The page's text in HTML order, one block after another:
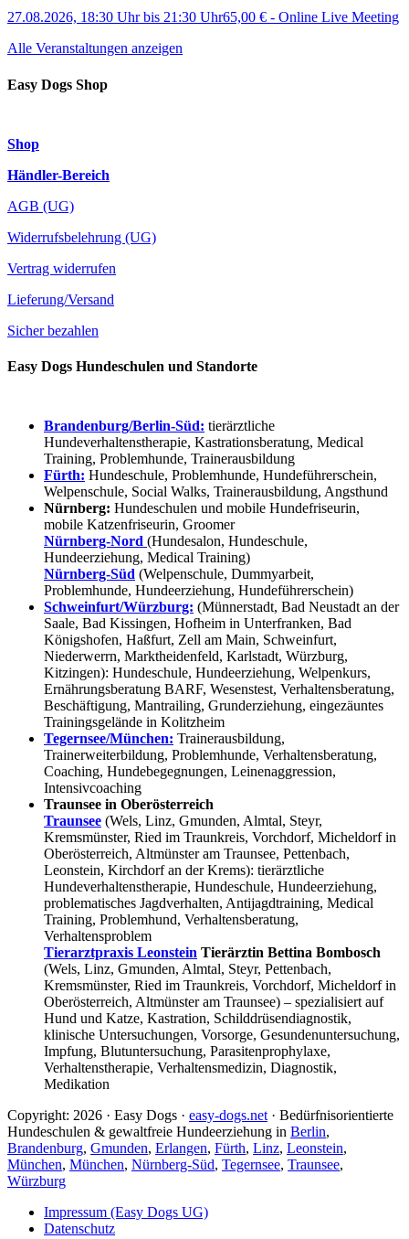
27.08.2026, 18:30 Uhrbis 21:30 Uhr65,00 € - Online Live Meeting
Alle Veranstaltungen anzeigen
Easy Dogs Shop
Shop
Händler-Bereich
AGB (UG)
Widerrufsbelehrung (UG)
Vertrag widerrufen
Lieferung/Versand
Sicher bezahlen
Easy Dogs Hundeschulen und Standorte
Brandenburg/Berlin-Süd: tierärztliche
Hundeverhaltenstherapie, Kastrationsberatung, Medical
Training, Problemhunde, Trainerausbildung
Fürth: Hundeschule, Problemhunde, Hundeführerschein,
Welpenschule, Social Walks, Trainerausbildung, Angsthund
Nürnberg: Hundeschulen und mobile Hundefriseurin,
mobile Katzenfriseurin, Groomer
Nürnberg-Nord (Hundesalon, Hundeschule,
Hundeerziehung, Medical Training)
Nürnberg-Süd (Welpenschule, Dummyarbeit,
Problemhunde, Hundeerziehung, Hundeführerschein)
Schweinfurt/Würzburg: (Münnerstadt, Bad Neustadt an der
Saale, Bad Kissingen, Hofheim in Unterfranken, Bad
Königshofen, Haßfurt, Zell am Main, Schweinfurt,
Niederwerrn, Marktheidenfeld, Karlstadt, Würzburg,
Kitzingen): Hundeschule, Hundeerziehung, Welpenkurs,
Ernährungsberatung BARF, Wesenstest, Verhaltensberatung,
Beschäftigung, Mantrailing, Grunderziehung, eingezäuntes
Trainingsgelände in Kolitzheim
Tegernsee/München: Trainerausbildung,
Trainerweiterbildung, Problemhunde, Verhaltensberatung,
Coaching, Hundebegegnungen, Leinenaggression,
Intensivcoaching
Traunsee in Oberösterreich
Traunsee (Wels, Linz, Gmunden, Almtal, Steyr,
Kremsmünster, Ried im Traunkreis, Vorchdorf, Micheldorf in
Oberösterreich, Altmünster am Traunsee, Pettenbach,
Leonstein, Kirchdorf an der Krems): tierärztliche
Hundeverhaltenstherapie, Hundeschule, Hundeerziehung,
problematisches Jagdverhalten, Antijagdtraining, Medical
Training, Problemhund, Verhaltensberatung,
Verhaltensproblem
Tierarztpraxis Leonstein Tierärztin Bettina Bombosch
(Wels, Linz, Gmunden, Almtal, Steyr, Pettenbach,
Kremsmünster, Ried im Traunkreis, Vorchdorf, Micheldorf in
Oberösterreich, Altmünster am Traunsee) – spezialisiert auf
Hund und Katze, Kastration, Schilddrüsendiagnostik,
klinische Untersuchungen, Vorsorge, Gesundenuntersuchung,
Impfung, Blutuntersuchung, Parasitenprophylaxe,
Verhaltenstherapie, Verhaltensmedizin, Diagnostik,
Medikation
Copyright: 2026 · Easy Dogs · easy-dogs.net · Bedürfnisorientierte
Hundeschulen & gewaltfreie Hundeerziehung in Berlin,
Brandenburg, Gmunden, Erlangen, Fürth, Linz, Leonstein,
München, München, Nürnberg-Süd, Tegernsee, Traunsee,
Würzburg
Impressum (Easy Dogs UG)
Datenschutz